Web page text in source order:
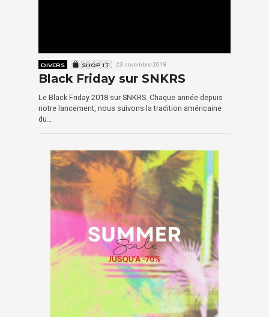
DIVERS SHOP IT 23 novembre 2018
Black Friday sur SNKRS
Le Black Friday 2018 sur SNKRS. Chaque année depuis
notre lancement, nous suivons la tradition américaine
du…